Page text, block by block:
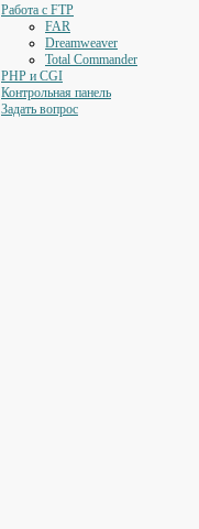
Работа с FTP
FAR
Dreamweaver
Total Commander
PHP и CGI
Контрольная панель
Задать вопрос